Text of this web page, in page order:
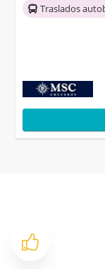
Traslados